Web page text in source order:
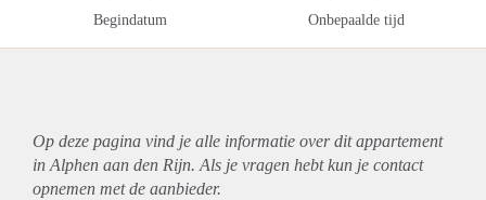
Begindatum Onbepaalde tijd
Op deze pagina vind je alle informatie over ditappartement
in Alphen aan den Rijn. Als je vragen hebt kun je contact
opnemen met de aanbieder.